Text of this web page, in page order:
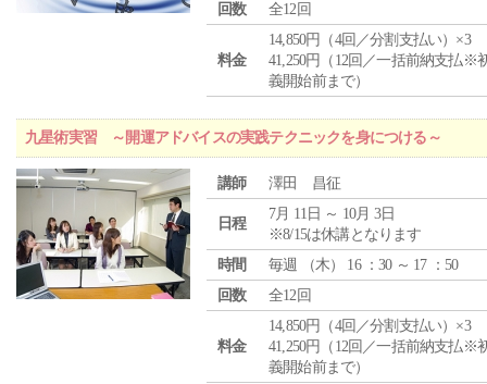
回数
全12回
料金
14,850円（4回／分割支払い）×3
41,250円（12回／一括前納支払※
義開始前まで）
九星術実習 ～開運アドバイスの実践テクニックを身につける～
講師 澤田 昌征
日程
7月 11日 ～ 10月 3日
※8/15は休講となります
時間
毎週 （木） 16 ：30 ～ 17 ：50
回数
全12回
料金
14,850円（4回／分割支払い）×3
41,250円（12回／一括前納支払※
義開始前まで）